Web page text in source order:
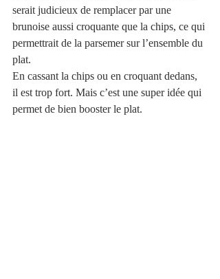
serait judicieux de remplacer par une
brunoise aussi croquante que la chips, ce qui
permettrait de la parsemer sur l’ensemble du
plat.
En cassant la chips ou en croquant dedans,
il est trop fort. Mais c’est une super idée qui
permet de bien booster le plat.